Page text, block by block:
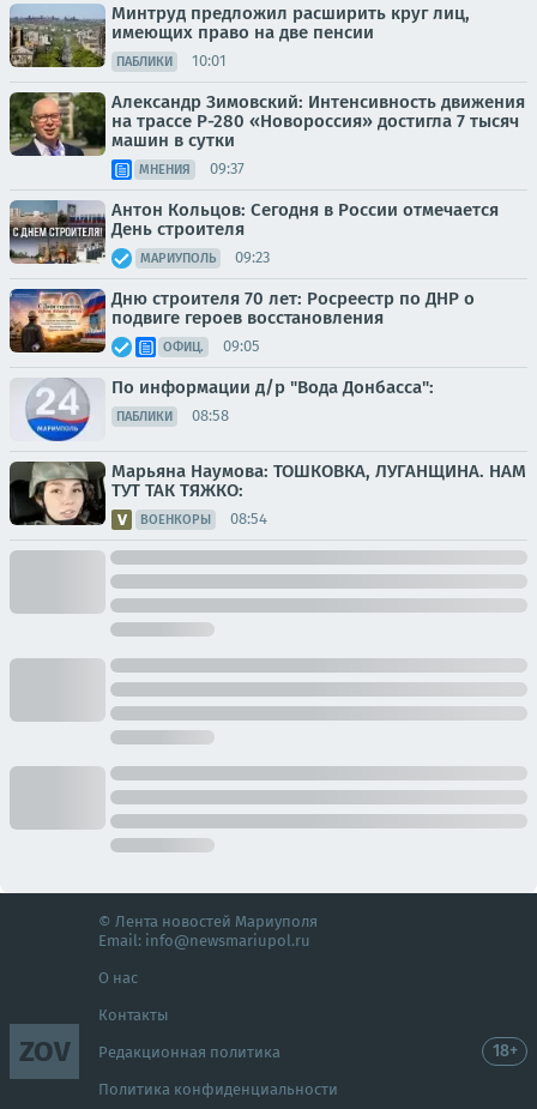
Минтруд предложил расширить круг лиц,
имеющих право на две пенсии
ПАБЛИКИ 10:01
Александр Зимовский: Интенсивность движения
на трассе Р-280 «Новороссия» достигла 7 тысяч
машин в сутки
МНЕНИЯ 09:37
Антон Кольцов: Сегодня в России отмечается
День строителя
МАРИУПОЛЬ 09:23
Дню строителя 70 лет: Росреестр по ДНР о
подвиге героев восстановления
ОФИЦ. 09:05
По информации д/р "Вода Донбасса":
ПАБЛИКИ 08:58
Марьяна Наумова: ТОШКОВКА, ЛУГАНЩИНА. НАМ
ТУТ ТАК ТЯЖКО:
ВОЕНКОРЫ 08:54
ZOV
© Лента новостей Мариуполя
Email: info@newsmariupol.ru
О нас
Контакты
Редакционная политика
Политика конфиденциальности
18+